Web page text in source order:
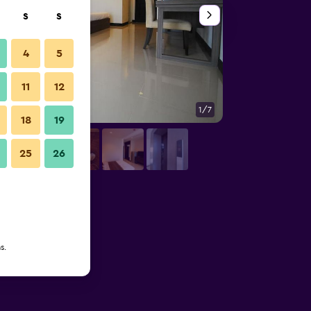
1/7
S S
4 5
11 12
18 19
25 26